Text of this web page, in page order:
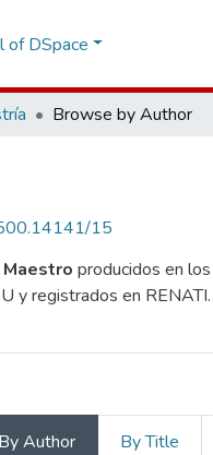
of DSpace
Browse by Author
15
Maestro producidos en
y registrados en RENATI.
By Author By Title